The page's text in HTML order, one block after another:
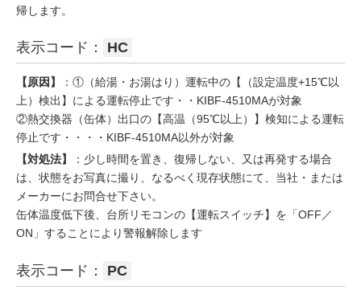
帰します。
表示コード： HC
【原因】
：①（給湯・お湯はり）運転中の【（設定温度+15℃以
上）検出】による運転停止です・・KIBF-4510MAが対象
②熱交換器（缶体）出口の【高温（95℃以上）】検知による運転
停止です・・・・KIBF-4510MA以外が対象
【対処法】
：少し時間を置き、復帰しない、又は再発する場合
は、状態をお写真に撮り、なるべく現存状態にて、当社・または
メーカーにお問合せ下さい。
缶体温度低下後、台所リモコンの【運転スイッチ】を「OFF／
ON」することにより警報解除します
表示コード： PC